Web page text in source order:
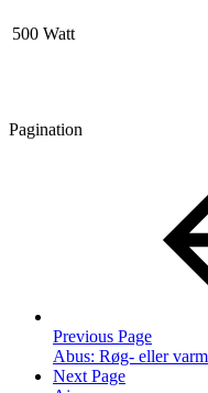
500 Watt
Pagination
Previous Page
Abus: Røg- eller
Next Page